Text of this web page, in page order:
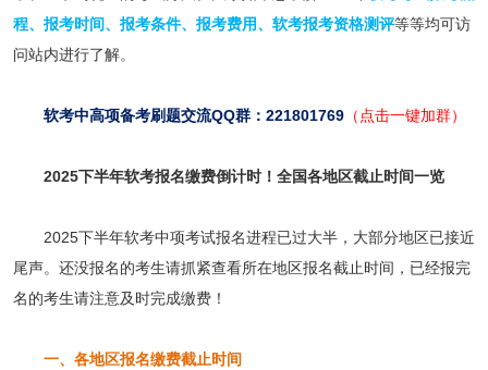
程、 报考时间、 报考条件、 报考费用、 软考报考资格测评等等均可访
问站内进行了解。
软考中高项备考刷题交流QQ群：221801769（点击一键加群）
2025下半年软考报名缴费倒计时！全国各地区截止时间一览
2025下半年软考中项考试报名进程已过大半，大部分地区已接近
尾声。还没报名的考生请抓紧查看所在地区报名截止时间，已经报完
名的考生请注意及时完成缴费！
一、各地区报名缴费截止时间